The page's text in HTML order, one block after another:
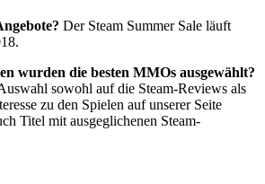
Der Steam Summer Sale läuft
wurden die besten MMOs ausgewählt?
sowohl auf die Steam-Reviews als
zu den Spielen auf unserer Seite
Titel mit ausgeglichenen Steam-